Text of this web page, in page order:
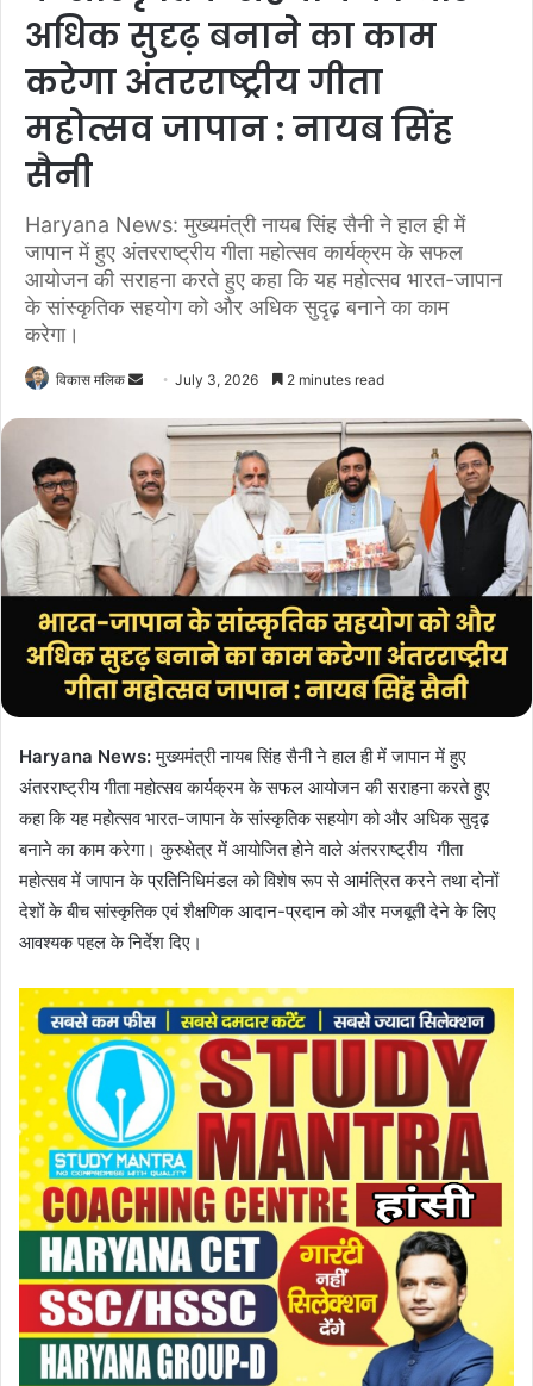
अधिक सुदृढ़ बनाने का काम
करेगा अंतरराष्ट्रीय गीता
महोत्सव जापान : नायब सिंह
सैनी
Haryana News: मुख्यमंत्री नायब सिंह सैनी ने हाल ही में
जापान में हुए अंतरराष्ट्रीय गीता महोत्सव कार्यक्रम के सफल
आयोजन की सराहना करते हुए कहा कि यह महोत्सव भारत-जापान
के सांस्कृतिक सहयोग को और अधिक सुदृढ़ बनाने का काम
करेगा।
विकास मलिक
d
a
n
l
July 3, 2026 2 minutes read
Haryana News:मुख्यमंत्री नायब सिंह सैनी ने हाल ही में जापान में हुए
अंतरराष्ट्रीय गीता महोत्सव कार्यक्रम के सफल आयोजन की सराहना करते हुए
कहा कि यह महोत्सव भारत-जापान के सांस्कृतिक सहयोग को और अधिक सुदृढ़
बनाने का काम करेगा। कुरुक्षेत्र में आयोजित होने वाले अंतरराष्ट्रीय गीता
महोत्सव में जापान के प्रतिनिधिमंडल को विशेष रूप से आमंत्रित करने तथा दोनों
देशों के बीच सांस्कृतिक एवं शैक्षणिक आदान-प्रदान को और मजबूती देने के लिए
आवश्यक पहल के निर्देश दिए।